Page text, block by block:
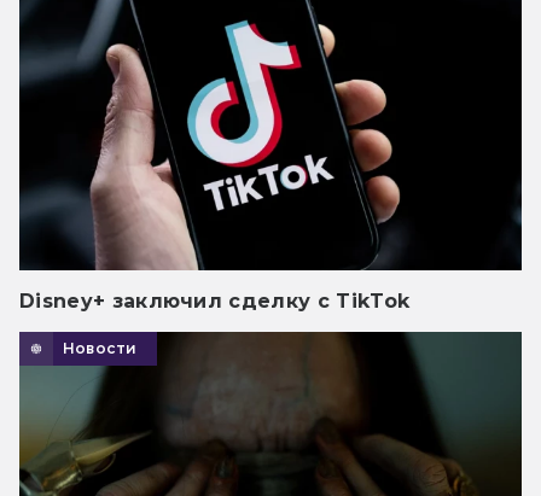
Disney+ заключил сделку с TikTok
Новости